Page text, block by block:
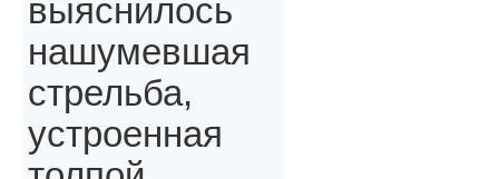
выяснилось
нашумевшая
стрельба,
устроенная